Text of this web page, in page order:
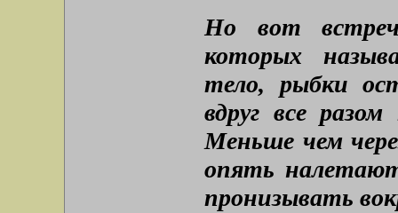
Но вот
которых
тело, рыбки
вдруг все
Меньше чем
опять
пронизывать